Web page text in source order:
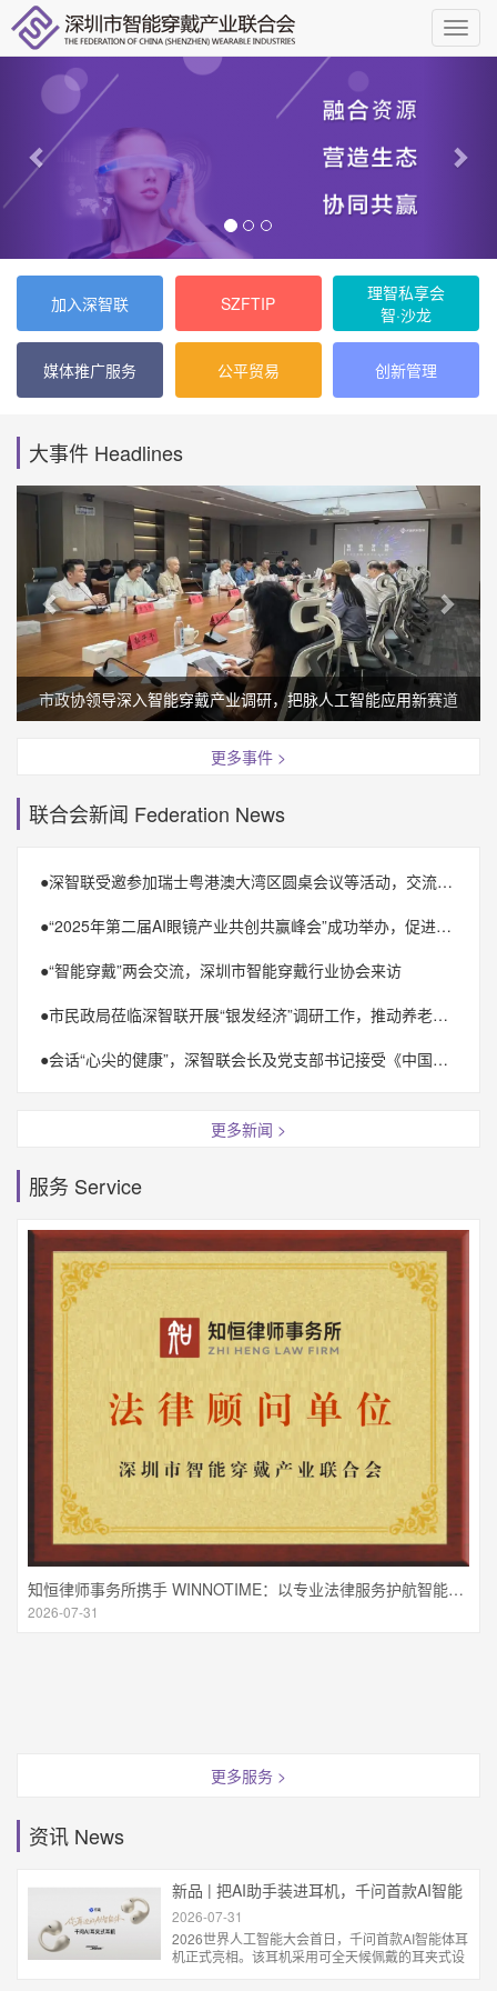
加入深智联 SZFTIP
理智私享会
智·沙龙
媒体推广服务 公平贸易 创新管理
大事件 Headlines
市政协领导深入智能穿戴产业调研，把脉人工智能应用新赛道
更多事件 >
联合会新闻 Federation News
●深智联受邀参加瑞士粤港澳大湾区圆桌会议等活动，交流思想，推动创新合作
●“2025年第二届AI眼镜产业共创共赢峰会”成功举办，促进AI眼镜全产业链合作共融
●“智能穿戴”两会交流，深圳市智能穿戴行业协会来访
●市民政局莅临深智联开展“银发经济”调研工作，推动养老事业高质量发展
●会话“心尖的健康”，深智联会长及党支部书记接受《中国之声》采访
更多新闻 >
服务 Service
2026-07-31
更多服务 >
资讯 News
新品 | 把AI助手装进耳机，千问首款AI智能
体耳机亮相WAIC
2026-07-31
2026世界人工智能大会首日，千问首款AI智能体耳
机正式亮相。该耳机采用可全天候佩戴的耳夹式设